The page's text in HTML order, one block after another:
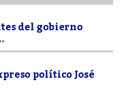
del gobierno
político José